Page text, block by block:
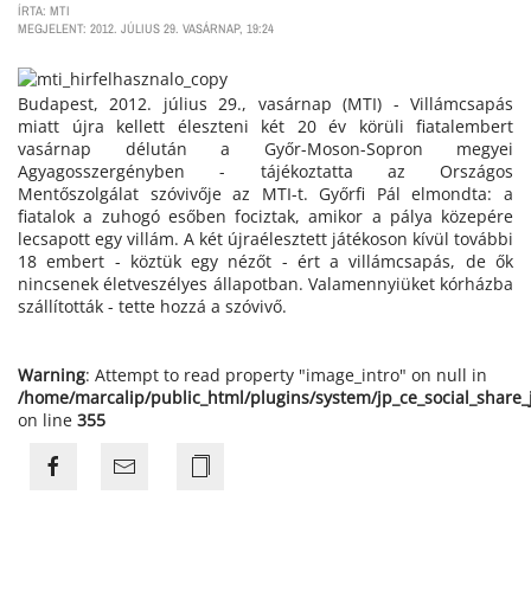
ÍRTA: MTI
MEGJELENT: 2012. JÚLIUS 29. VASÁRNAP, 19:24
Budapest, 2012. július 29., vasárnap (MTI) - Villámcsapás
miatt újra kellett éleszteni két 20 év körüli fiatalembert
vasárnap délután a Győr-Moson-Sopron megyei
Agyagosszergényben - tájékoztatta az Országos
Mentőszolgálat szóvivője az MTI-t. Győrfi Pál elmondta: a
fiatalok a zuhogó esőben fociztak, amikor a pálya közepére
lecsapott egy villám. A két újraélesztett játékoson kívül további
18 embert - köztük egy nézőt - ért a villámcsapás, de ők
nincsenek életveszélyes állapotban. Valamennyiüket kórházba
szállították - tette hozzá a szóvivő.
Warning: Attempt to read property "image_intro" on null in
/home/marcalip/public_html/plugins/system/
on line 355